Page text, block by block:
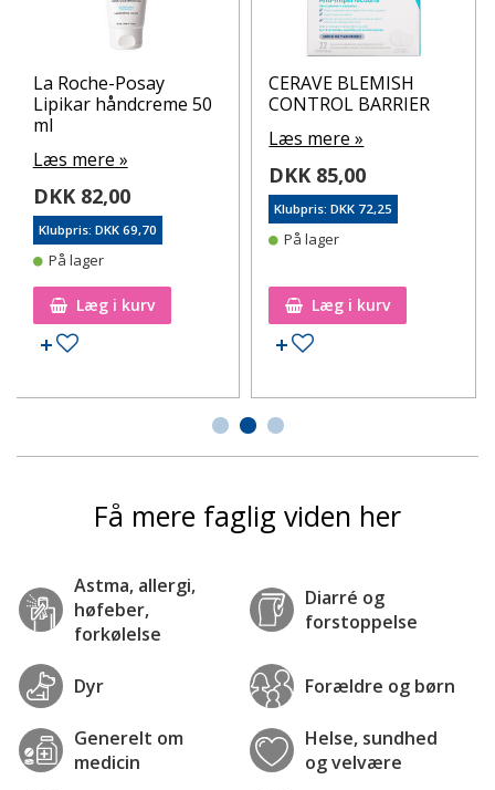
La Roche-Posay
Lipikar håndcreme 50
ml
Læs mere »
DKK 82,00
Klubpris: DKK 69,70
På lager
Læg i kurv
Tilføj til ønskeseddel
CERAVE BLEMISH
CONTROL BARRIER
Læs mere »
DKK 85,00
Klubpris: DKK 72,25
På lager
Læg i kurv
Tilføj til ønskeseddel
Få mere faglig viden her
Astma, allergi,
høfeber,
forkølelse
Diarré og
forstoppelse
Dyr Forældre og børn
Generelt om
medicin
Helse, sundhed
og velvære